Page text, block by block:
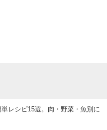
レシピ15選。肉・野菜・魚別に